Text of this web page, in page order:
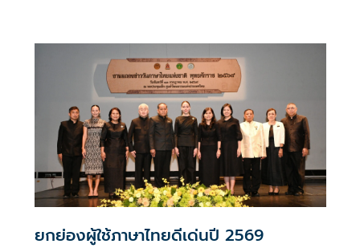
ยกย่องผู้ใช้ภาษาไทยดีเด่นปี 2569